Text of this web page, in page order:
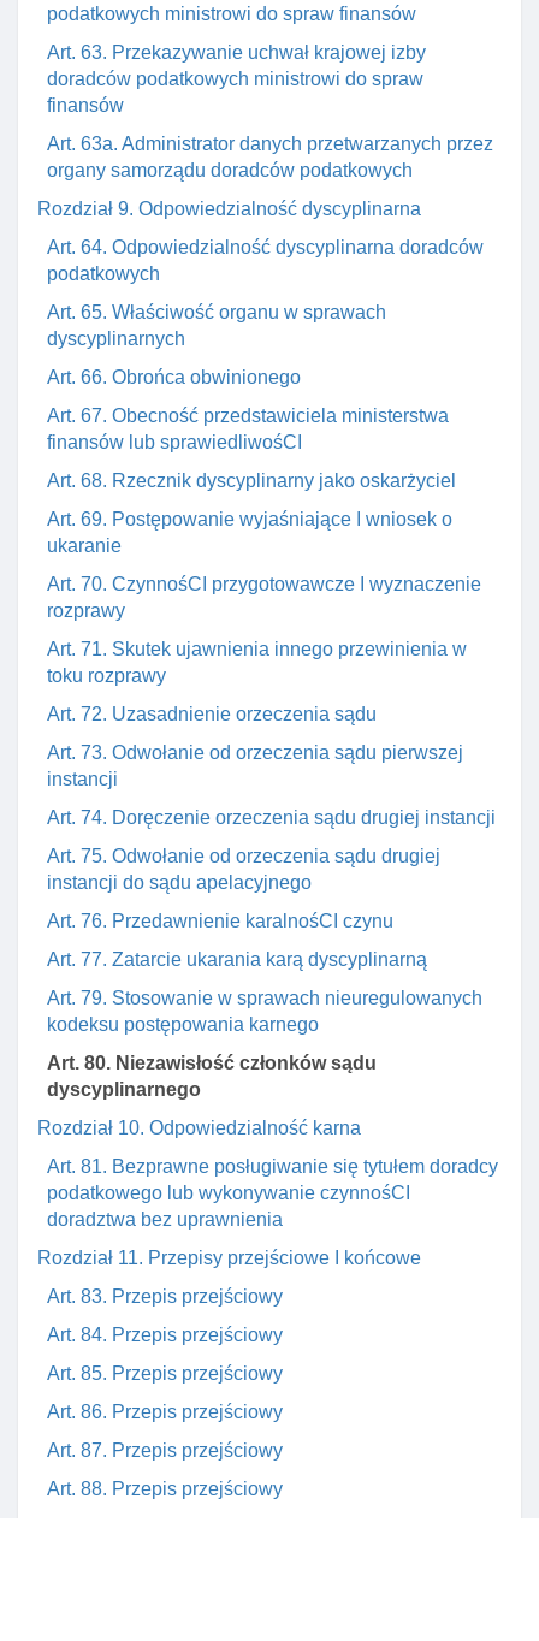
podatkowych ministrowi do spraw finansów
Art. 63. Przekazywanie uchwał krajowej izby
doradców podatkowych ministrowi do spraw
finansów
Art. 63a. Administrator danych przetwarzanych przez
organy samorządu doradców podatkowych
Rozdział 9. Odpowiedzialność dyscyplinarna
Art. 64. Odpowiedzialność dyscyplinarna doradców
podatkowych
Art. 65. Właściwość organu w sprawach
dyscyplinarnych
Art. 66. Obrońca obwinionego
Art. 67. Obecność przedstawiciela ministerstwa
finansów lub sprawiedliwośCI
Art. 68. Rzecznik dyscyplinarny jako oskarżyciel
Art. 69. Postępowanie wyjaśniające I wniosek o
ukaranie
Art. 70. CzynnośCI przygotowawcze I wyznaczenie
rozprawy
Art. 71. Skutek ujawnienia innego przewinienia w
toku rozprawy
Art. 72. Uzasadnienie orzeczenia sądu
Art. 73. Odwołanie od orzeczenia sądu pierwszej
instancji
Art. 74. Doręczenie orzeczenia sądu drugiej instancji
Art. 75. Odwołanie od orzeczenia sądu drugiej
instancji do sądu apelacyjnego
Art. 76. Przedawnienie karalnośCI czynu
Art. 77. Zatarcie ukarania karą dyscyplinarną
Art. 79. Stosowanie w sprawach nieuregulowanych
kodeksu postępowania karnego
Art. 80. Niezawisłość członków sądu
dyscyplinarnego
Rozdział 10. Odpowiedzialność karna
Art. 81. Bezprawne posługiwanie się tytułem doradcy
podatkowego lub wykonywanie czynnośCI
doradztwa bez uprawnienia
Rozdział 11. Przepisy przejściowe I końcowe
Art. 83. Przepis przejściowy
Art. 84. Przepis przejściowy
Art. 85. Przepis przejściowy
Art. 86. Przepis przejściowy
Art. 87. Przepis przejściowy
Art. 88. Przepis przejściowy